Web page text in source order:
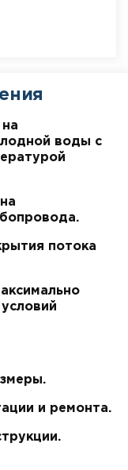
воды с
потока
и ремонта.